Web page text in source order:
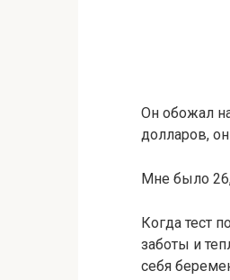
Он обожал
долларов,
Мне было
Когда тест
заботы и
себя